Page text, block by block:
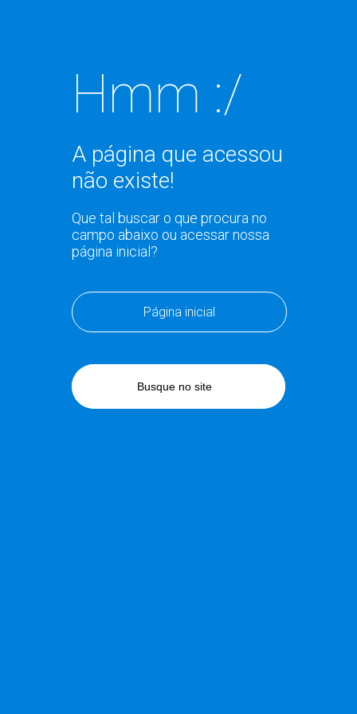
Hmm :/
A página que acessou
não existe!
Que tal buscar o que procura no
campo abaixo ou acessar nossa
página inicial?
Página inicial